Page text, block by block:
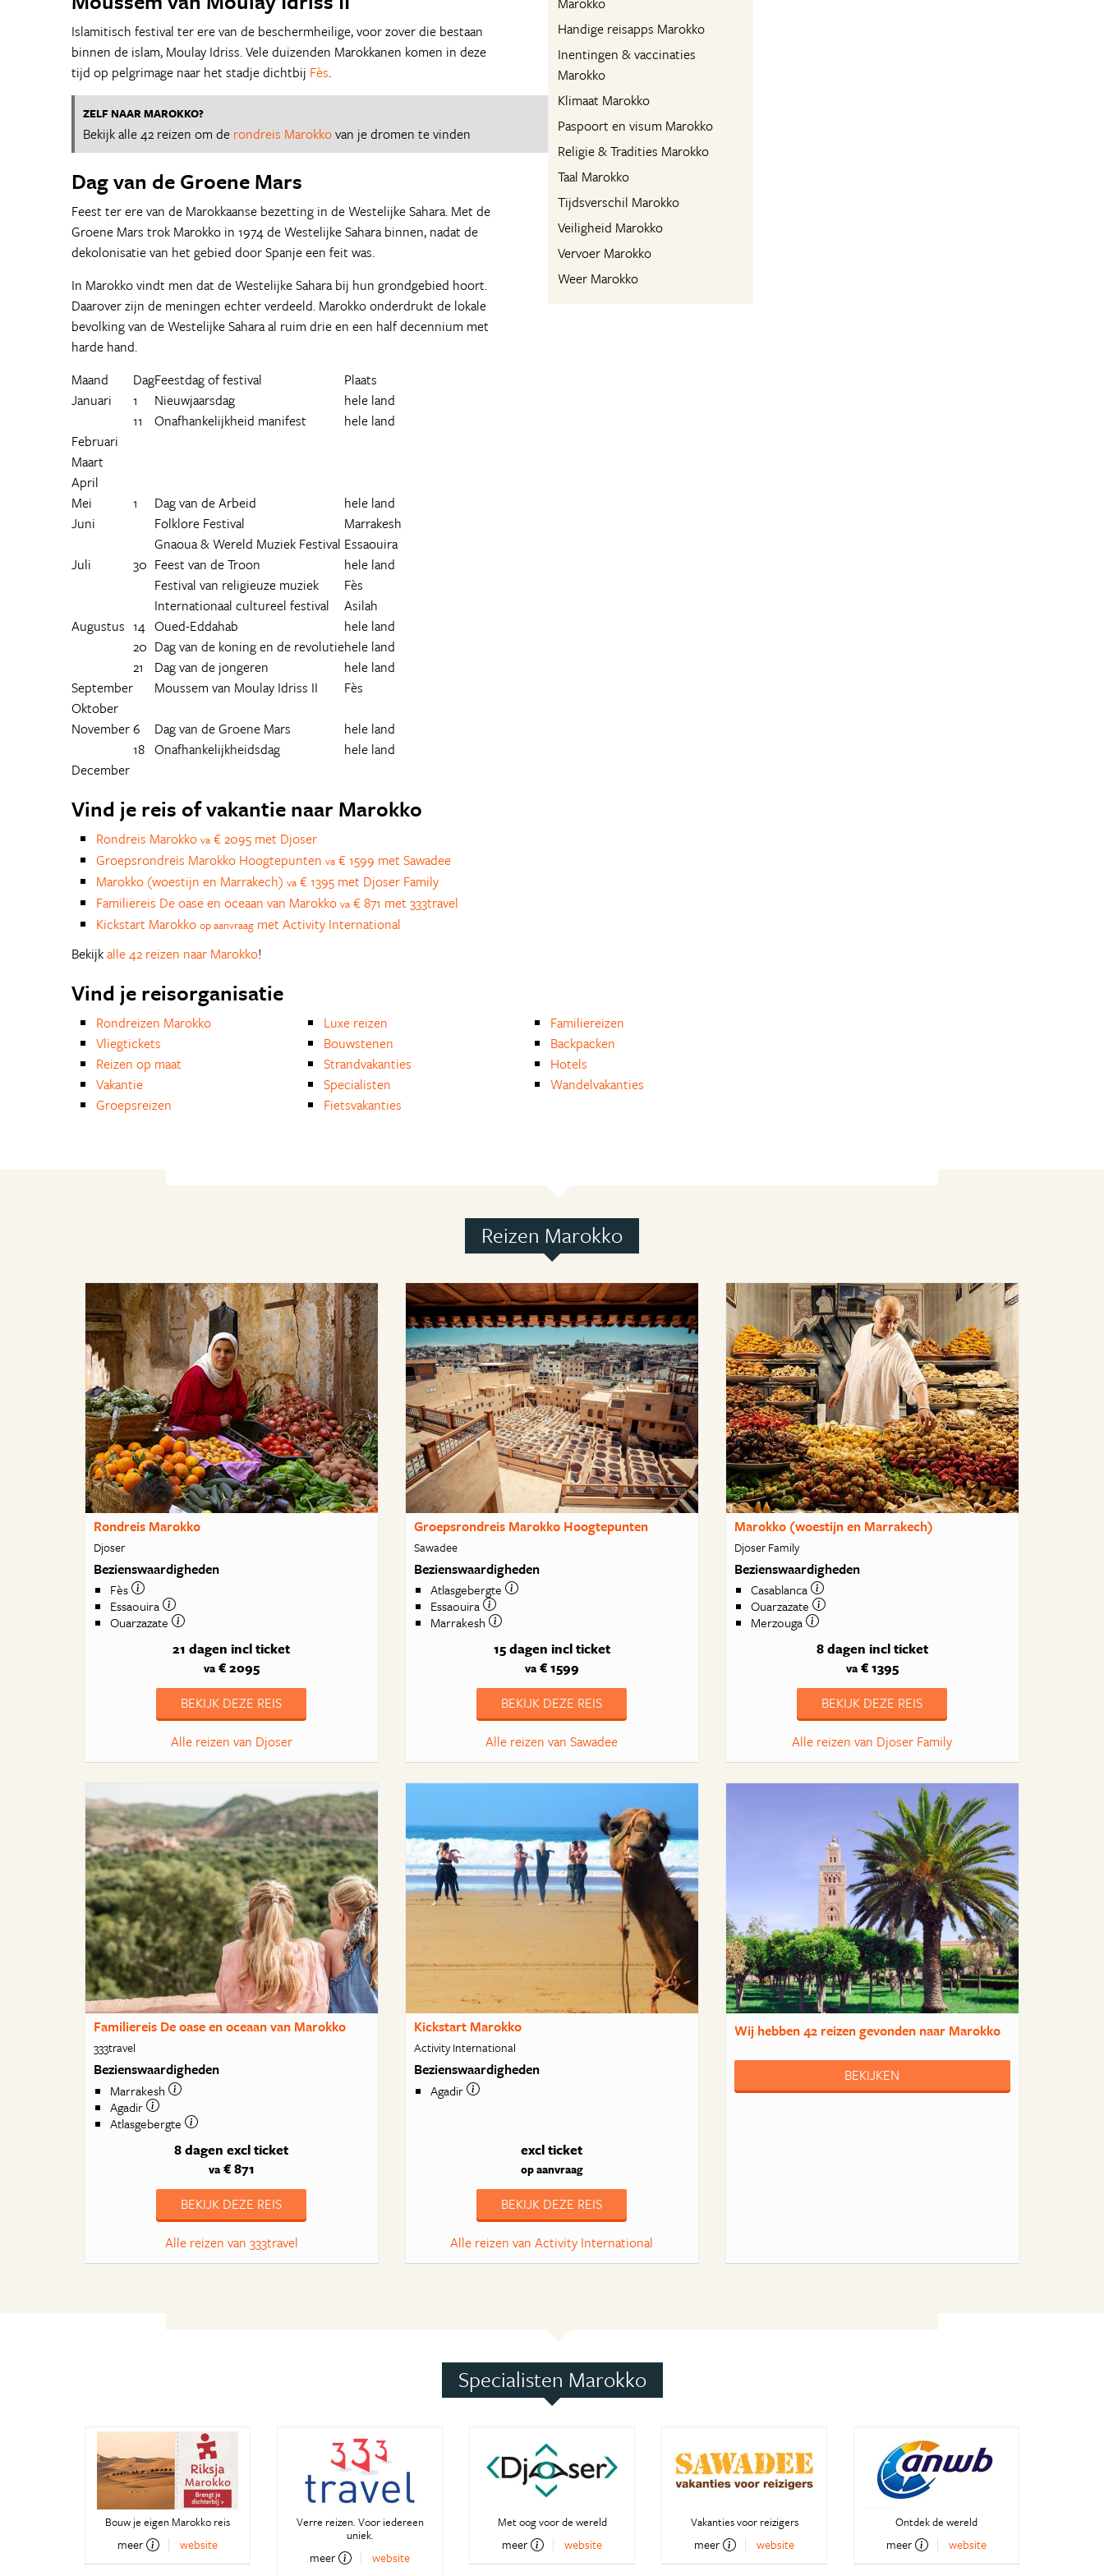
Handige reisapps Marokko
Inentingen & vaccinaties
Marokko
Klimaat Marokko
Paspoort en visum Marokko
Religie & Tradities Marokko
Taal Marokko
Tijdsverschil Marokko
Veiligheid Marokko
Vervoer Marokko
Weer Marokko
Islamitisch festival ter ere van de beschermheilige, voor zover die bestaan
binnen de islam, Moulay Idriss. Vele duizenden Marokkanen komen in deze
tijd op pelgrimage naar het stadje dichtbij Fès.
ZELF NAAR MAROKKO?
Bekijk alle 42 reizen om de rondreis Marokkovan je dromen te vinden
Dag van de Groene Mars
Feest ter ere van de Marokkaanse bezetting in de Westelijke Sahara. Met de
Groene Mars trok Marokko in 1974 de Westelijke Sahara binnen, nadat de
dekolonisatie van het gebied door Spanje een feit was.
In Marokko vindt men dat de Westelijke Sahara bij hun grondgebied hoort.
Daarover zijn de meningen echter verdeeld. Marokko onderdrukt de lokale
bevolking van de Westelijke Sahara al ruim drie en een half decennium met
harde hand.
Maand
DagFeestdag of festival
Plaats
Januari
1
11
Nieuwjaarsdag
Onafhankelijkheid manifest
hele land
hele land
Februari
Maart
April
Mei
1 Dag van de Arbeid
hele land
Juni
Folklore Festival
Gnaoua & Wereld Muziek Festival
Marrakesh
Essaouira
Juli
30 Feest van de Troon
Festival van religieuze muziek
Internationaal cultureel festival
hele land
Fès
Asilah
Augustus 14
20
21
Oued-Eddahab
Dag van de koning en de revolutie
Dag van de jongeren
hele land
hele land
hele land
September
Moussem van Moulay Idriss II
Fès
Oktober
November6
18
Dag van de Groene Mars
Onafhankelijkheidsdag
hele land
hele land
December
Vind je reis of vakantie naar Marokko
Rondreis Marokko va € 2095 met Djoser
Groepsrondreis Marokko Hoogtepunten va € 1599 met Sawadee
Marokko (woestijn en Marrakech) va € 1395 met Djoser Family
Familiereis De oase en oceaan van Marokko va € 871 met 333travel
Kickstart Marokko op aanvraag met Activity International
Bekijkalle 42 reizen naar Marokko!
Vind je reisorganisatie
Rondreizen Marokko
Vliegtickets
Reizen op maat
Vakantie
Groepsreizen
Luxe reizen
Bouwstenen
Strandvakanties
Specialisten
Fietsvakanties
Familiereizen
Backpacken
Hotels
Wandelvakanties
Reizen Marokko
Rondreis Marokko
Djoser
Bezienswaardigheden
Fès
Essaouira
Ouarzazate
21 dagen incl ticket
va€ 2095
BEKIJK DEZE REIS
Alle reizen van Djoser
Groepsrondreis Marokko Hoogtepunten
Sawadee
Bezienswaardigheden
Atlasgebergte
Essaouira
Marrakesh
15 dagen incl ticket
va€ 1599
BEKIJK DEZE REIS
Alle reizen van Sawadee
Marokko (woestijn en Marrakech)
Djoser Family
Bezienswaardigheden
Casablanca
Ouarzazate
Merzouga
8 dagen incl ticket
va€ 1395
BEKIJK DEZE REIS
Alle reizen van Djoser Family
Familiereis De oase en oceaan van Marokko
333travel
Bezienswaardigheden
Marrakesh
Agadir
Atlasgebergte
8 dagen excl ticket
va€ 871
BEKIJK DEZE REIS
Alle reizen van 333travel
Kickstart Marokko
Activity International
Bezienswaardigheden
Agadir
excl ticket
op aanvraag
BEKIJK DEZE REIS
Alle reizen van Activity International
Wij hebben42 reizengevonden naar Marokko
BEKIJKEN
Specialisten Marokko
Bouw je eigen Marokko reis
meer website
Verre reizen. Voor iedereen
uniek.
meer website
Met oog voor de wereld
meer website
Vakanties voor reizigers
meer website
Ontdek de wereld
meer website